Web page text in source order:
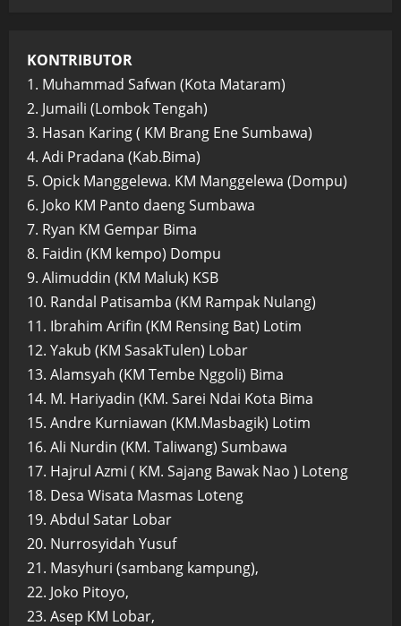
KONTRIBUTOR
1. Muhammad Safwan (Kota Mataram)
2. Jumaili (Lombok Tengah)
3. Hasan Karing ( KM Brang Ene Sumbawa)
4. Adi Pradana (Kab.Bima)
5. Opick Manggelewa. KM Manggelewa (Dompu)
6. Joko KM Panto daeng Sumbawa
7. Ryan KM Gempar Bima
8. Faidin (KM kempo) Dompu
9. Alimuddin (KM Maluk) KSB
10. Randal Patisamba (KM Rampak Nulang)
11. Ibrahim Arifin (KM Rensing Bat) Lotim
12. Yakub (KM SasakTulen) Lobar
13. Alamsyah (KM Tembe Nggoli) Bima
14. M. Hariyadin (KM. Sarei Ndai Kota Bima
15. Andre Kurniawan (KM.Masbagik) Lotim
16. Ali Nurdin (KM. Taliwang) Sumbawa
17. Hajrul Azmi ( KM. Sajang Bawak Nao ) Loteng
18. Desa Wisata Masmas Loteng
19. Abdul Satar Lobar
20. Nurrosyidah Yusuf
21. Masyhuri (sambang kampung),
22. Joko Pitoyo,
23. Asep KM Lobar,